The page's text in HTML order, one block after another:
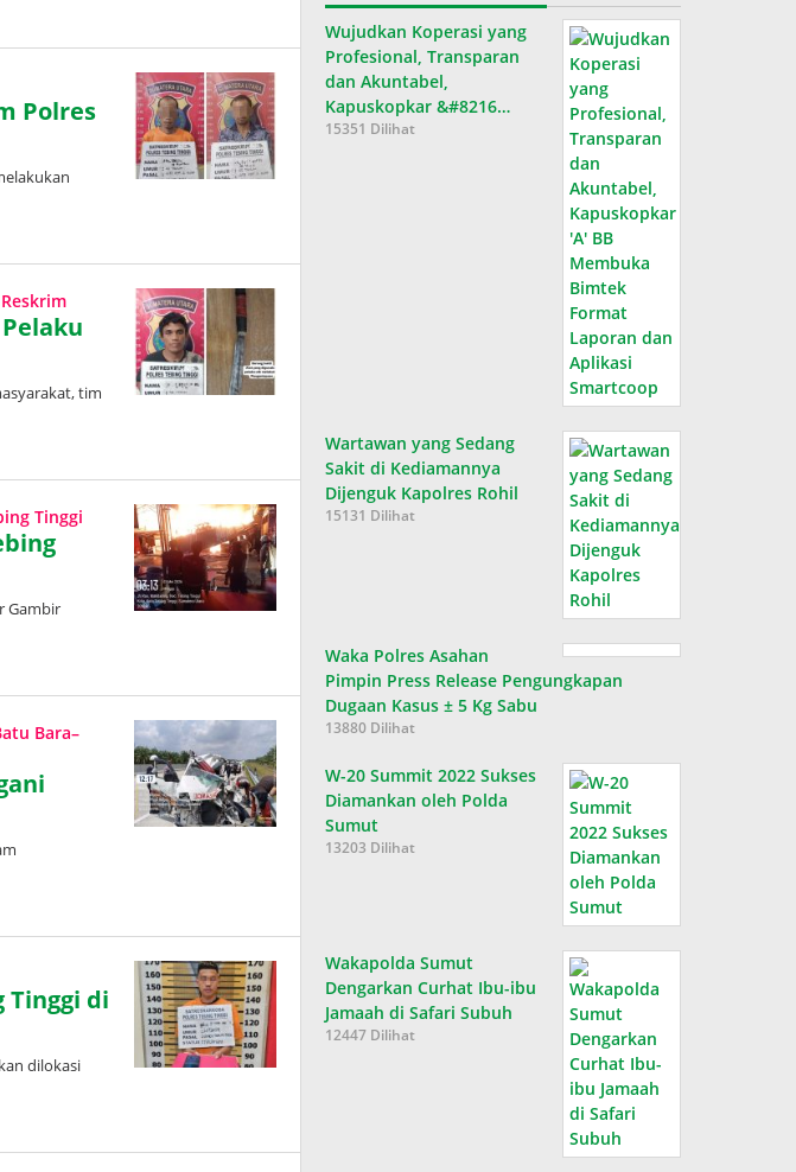
Polres
tim
Tinggi
Gambir
Bara–
Tinggi di
dilokasi
Wujudkan Koperasi yang
Profesional, Transparan
dan Akuntabel,
Kapuskopkar &#8216…
15351 Dilihat
Wartawan yang Sedang
Sakit di Kediamannya
Dijenguk Kapolres Rohil
15131 Dilihat
Waka Polres Asahan
Pimpin Press Release Pengungkapan
Dugaan Kasus ± 5 Kg Sabu
13880 Dilihat
W-20 Summit 2022 Sukses
Diamankan oleh Polda
Sumut
13203 Dilihat
Wakapolda Sumut
Dengarkan Curhat Ibu-ibu
Jamaah di Safari Subuh
12447 Dilihat